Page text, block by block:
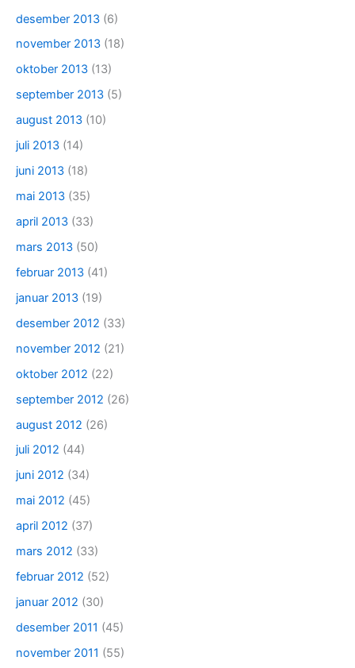
desember 2013 (6)
november 2013 (18)
oktober 2013 (13)
september 2013 (5)
august 2013 (10)
juli 2013 (14)
juni 2013 (18)
mai 2013 (35)
april 2013 (33)
mars 2013 (50)
februar 2013 (41)
januar 2013 (19)
desember 2012 (33)
november 2012 (21)
oktober 2012 (22)
september 2012 (26)
august 2012 (26)
juli 2012 (44)
juni 2012 (34)
mai 2012 (45)
april 2012 (37)
mars 2012 (33)
februar 2012 (52)
januar 2012 (30)
desember 2011 (45)
november 2011 (55)